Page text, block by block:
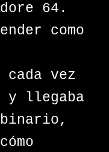
64.
como
vez
llegaba